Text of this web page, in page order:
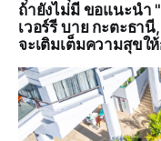
ถ้ายังไม่มี ขอแนะนำ
เวอร์รี บาย กะตะธา
จะเติมเต็มความสุขใ